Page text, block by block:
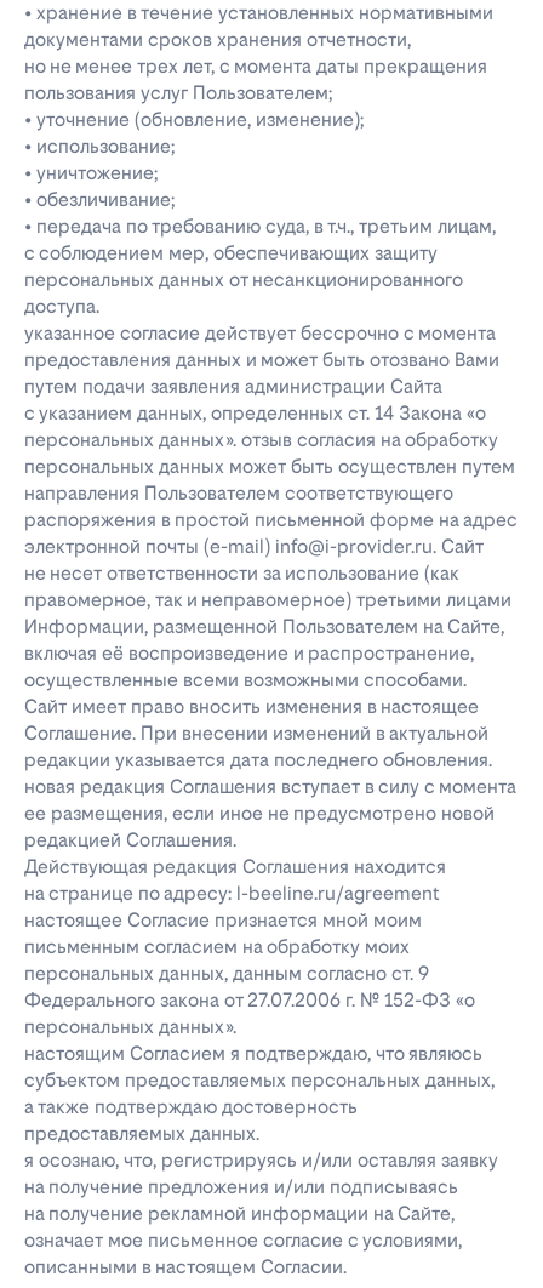
• хранение в течение установленных нормативными
документами сроков хранения отчетности,
но не менее трех лет, с момента даты прекращения
пользования услуг Пользователем;
• уточнение (обновление, изменение);
• использование;
• уничтожение;
• обезличивание;
• передача по требованию суда, в т.ч., третьим лицам,
с соблюдением мер, обеспечивающих защиту
персональных данных от несанкционированного
доступа.
указанное согласие действует бессрочно с момента
предоставления данных и может быть отозвано Вами
путем подачи заявления администрации Сайта
с указанием данных, определенных ст. 14 Закона «о
персональных данных». отзыв согласия на обработку
персональных данных может быть осуществлен путем
направления Пользователем соответствующего
распоряжения в простой письменной форме на адрес
электронной почты (e-mail) info@i-provider.ru. Сайт
не несет ответственности за использование (как
правомерное, так и неправомерное) третьими лицами
Информации, размещенной Пользователем на Сайте,
включая её воспроизведение и распространение,
осуществленные всеми возможными способами.
Сайт имеет право вносить изменения в настоящее
Соглашение. При внесении изменений в актуальной
редакции указывается дата последнего обновления.
новая редакция Соглашения вступает в силу с момента
ее размещения, если иное не предусмотрено новой
редакцией Соглашения.
Действующая редакция Соглашения находится
на странице по адресу: l-beeline.ru/agreement
настоящее Согласие признается мной моим
письменным согласием на обработку моих
персональных данных, данным согласно ст. 9
Федерального закона от 27.07.2006 г. № 152-ФЗ «о
персональных данных».
настоящим Согласием я подтверждаю, что являюсь
субъектом предоставляемых персональных данных,
а также подтверждаю достоверность
предоставляемых данных.
я осознаю, что, регистрируясь и/или оставляя заявку
на получение предложения и/или подписываясь
на получение рекламной информации на Сайте,
означает мое письменное согласие с условиями,
описанными в настоящем Согласии.